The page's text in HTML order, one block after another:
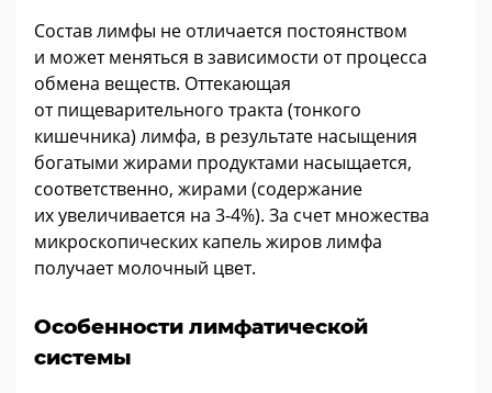
Состав лимфы не отличается постоянством
и может меняться в зависимости от процесса
обмена веществ. Оттекающая
от пищеварительного тракта (тонкого
кишечника) лимфа, в результате насыщения
богатыми жирами продуктами насыщается,
соответственно, жирами (содержание
их увеличивается на 3-4%). За счет множества
микроскопических капель жиров лимфа
получает молочный цвет.
Особенности лимфатической
системы